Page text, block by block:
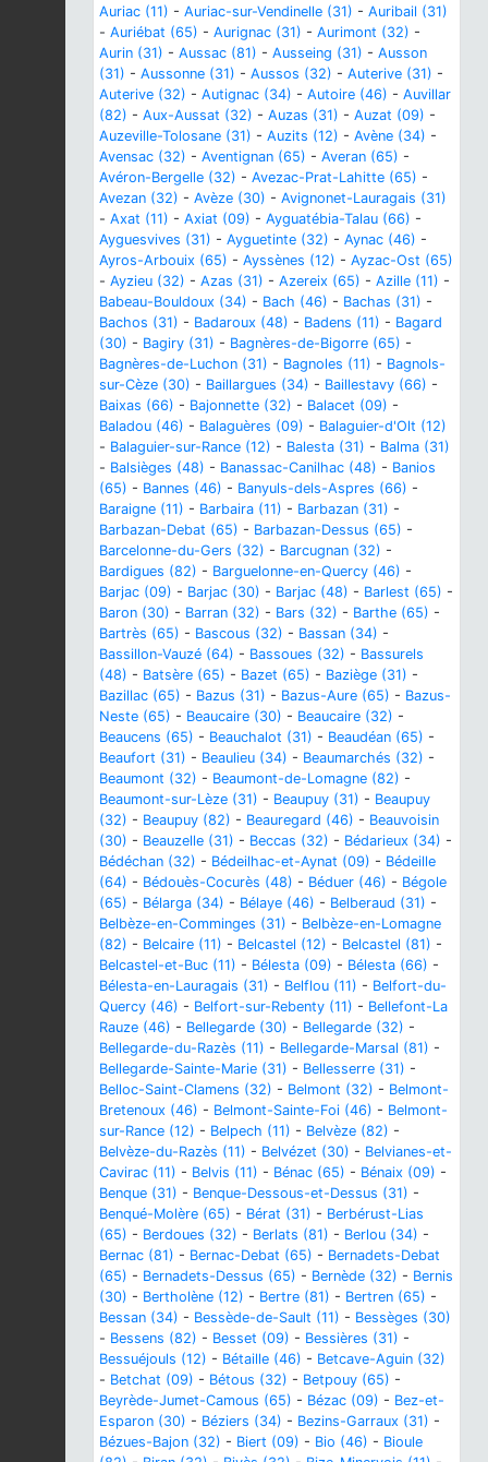
Auriac (11) - Auriac-sur-Vendinelle (31) - Auribail (31)
- Auriébat (65) - Aurignac (31) - Aurimont (32) -
Aurin (31) - Aussac (81) - Ausseing (31) - Ausson
(31) - Aussonne (31) - Aussos (32) - Auterive (31) -
Auterive (32) - Autignac (34) - Autoire (46) - Auvillar
(82) - Aux-Aussat (32) - Auzas (31) - Auzat (09) -
Auzeville-Tolosane (31) - Auzits (12) - Avène (34) -
Avensac (32) - Aventignan (65) - Averan (65) -
Avéron-Bergelle (32) - Avezac-Prat-Lahitte (65) -
Avezan (32) - Avèze (30) - Avignonet-Lauragais (31)
- Axat (11) - Axiat (09) - Ayguatébia-Talau (66) -
Ayguesvives (31) - Ayguetinte (32) - Aynac (46) -
Ayros-Arbouix (65) - Ayssènes (12) - Ayzac-Ost (65)
- Ayzieu (32) - Azas (31) - Azereix (65) - Azille (11) -
Babeau-Bouldoux (34) - Bach (46) - Bachas (31) -
Bachos (31) - Badaroux (48) - Badens (11) - Bagard
(30) - Bagiry (31) - Bagnères-de-Bigorre (65) -
Bagnères-de-Luchon (31) - Bagnoles (11) - Bagnols-
sur-Cèze (30) - Baillargues (34) - Baillestavy (66) -
Baixas (66) - Bajonnette (32) - Balacet (09) -
Baladou (46) - Balaguères (09) - Balaguier-d'Olt (12)
- Balaguier-sur-Rance (12) - Balesta (31) - Balma (31)
- Balsièges (48) - Banassac-Canilhac (48) - Banios
(65) - Bannes (46) - Banyuls-dels-Aspres (66) -
Baraigne (11) - Barbaira (11) - Barbazan (31) -
Barbazan-Debat (65) - Barbazan-Dessus (65) -
Barcelonne-du-Gers (32) - Barcugnan (32) -
Bardigues (82) - Barguelonne-en-Quercy (46) -
Barjac (09) - Barjac (30) - Barjac (48) - Barlest (65) -
Baron (30) - Barran (32) - Bars (32) - Barthe (65) -
Bartrès (65) - Bascous (32) - Bassan (34) -
Bassillon-Vauzé (64) - Bassoues (32) - Bassurels
(48) - Batsère (65) - Bazet (65) - Baziège (31) -
Bazillac (65) - Bazus (31) - Bazus-Aure (65) - Bazus-
Neste (65) - Beaucaire (30) - Beaucaire (32) -
Beaucens (65) - Beauchalot (31) - Beaudéan (65) -
Beaufort (31) - Beaulieu (34) - Beaumarchés (32) -
Beaumont (32) - Beaumont-de-Lomagne (82) -
Beaumont-sur-Lèze (31) - Beaupuy (31) - Beaupuy
(32) - Beaupuy (82) - Beauregard (46) - Beauvoisin
(30) - Beauzelle (31) - Beccas (32) - Bédarieux (34) -
Bédéchan (32) - Bédeilhac-et-Aynat (09) - Bédeille
(64) - Bédouès-Cocurès (48) - Béduer (46) - Bégole
(65) - Bélarga (34) - Bélaye (46) - Belberaud (31) -
Belbèze-en-Comminges (31) - Belbèze-en-Lomagne
(82) - Belcaire (11) - Belcastel (12) - Belcastel (81) -
Belcastel-et-Buc (11) - Bélesta (09) - Bélesta (66) -
Bélesta-en-Lauragais (31) - Belflou (11) - Belfort-du-
Quercy (46) - Belfort-sur-Rebenty (11) - Bellefont-La
Rauze (46) - Bellegarde (30) - Bellegarde (32) -
Bellegarde-du-Razès (11) - Bellegarde-Marsal (81) -
Bellegarde-Sainte-Marie (31) - Bellesserre (31) -
Belloc-Saint-Clamens (32) - Belmont (32) - Belmont-
Bretenoux (46) - Belmont-Sainte-Foi (46) - Belmont-
sur-Rance (12) - Belpech (11) - Belvèze (82) -
Belvèze-du-Razès (11) - Belvézet (30) - Belvianes-et-
Cavirac (11) - Belvis (11) - Bénac (65) - Bénaix (09) -
Benque (31) - Benque-Dessous-et-Dessus (31) -
Benqué-Molère (65) - Bérat (31) - Berbérust-Lias
(65) - Berdoues (32) - Berlats (81) - Berlou (34) -
Bernac (81) - Bernac-Debat (65) - Bernadets-Debat
(65) - Bernadets-Dessus (65) - Bernède (32) - Bernis
(30) - Bertholène (12) - Bertre (81) - Bertren (65) -
Bessan (34) - Bessède-de-Sault (11) - Bessèges (30)
- Bessens (82) - Besset (09) - Bessières (31) -
Bessuéjouls (12) - Bétaille (46) - Betcave-Aguin (32)
- Betchat (09) - Bétous (32) - Betpouy (65) -
Beyrède-Jumet-Camous (65) - Bézac (09) - Bez-et-
Esparon (30) - Béziers (34) - Bezins-Garraux (31) -
Bézues-Bajon (32) - Biert (09) - Bio (46) - Bioule